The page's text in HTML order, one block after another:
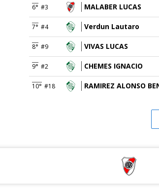
6° #3 MALABER LUCAS
7° #4 Verdun Lautaro
8° #9 VIVAS LUCAS
9° #2 CHEMES IGNACIO
10° #18 RAMIREZ ALONSO